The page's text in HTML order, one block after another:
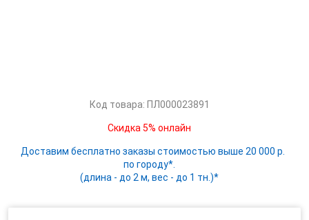
Код товара: ПЛ000023891
Скидка 5% онлайн
Доставим бесплатно заказы стоимостью выше 20 000 р.
по городу*.
(длина - до 2 м, вес - до 1 тн.)*